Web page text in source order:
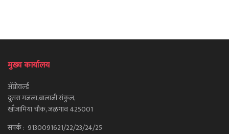
मुख्य कार्यालय
ॲग्रोवर्ल्ड
दुसरा मजला,बालाजी संकुल,
खाँजामिया चौक, जळगाव 425001
संपर्क : 9130091621/22/23/24/25